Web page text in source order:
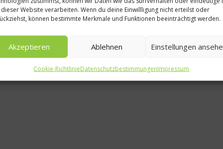
dieser Website verarbeiten. Wenn du deine Einwillligung nicht erteilst oder
können bestimmte Merkmale und Funktionen beeinträchtigt werden.
Akzeptieren Ablehnen Einstellungen
Cookie-RichtlinieDatenschutzbestimmungenImpressum
Pasta
Was